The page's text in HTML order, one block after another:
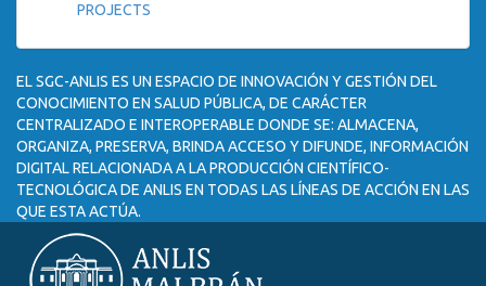
PROJECTS
EL SGC-ANLIS ES UN ESPACIO DE INNOVACIÓN Y GESTIÓN DEL
CONOCIMIENTO EN SALUD PÚBLICA, DE CARÁCTER
CENTRALIZADO E INTEROPERABLE DONDE SE: ALMACENA,
ORGANIZA, PRESERVA, BRINDA ACCESO Y DIFUNDE, INFORMACIÓN
DIGITAL RELACIONADA A LA PRODUCCIÓN CIENTÍFICO-
TECNOLÓGICA DE ANLIS EN TODAS LAS LÍNEAS DE ACCIÓN EN LAS
QUE ESTA ACTÚA.